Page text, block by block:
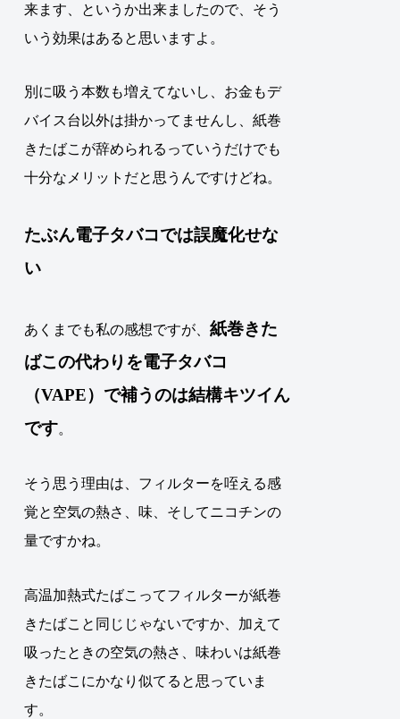
来ます、というか出来ましたので、そう
いう効果はあると思いますよ。
別に吸う本数も増えてないし、お金もデ
バイス台以外は掛かってませんし、紙巻
きたばこが辞められるっていうだけでも
十分なメリット だと思うんですけどね。
たぶん電子タバコでは誤魔化せな
い
あくまでも私の感想ですが、紙巻きた
ばこの代わりを電子タバコ
（VAPE）で補うのは結構キツイん
です。
そう思う理由は、フィルターを咥える感
覚と空気の熱さ、味、そしてニコチンの
量ですかね。
高温加熱式たばこってフィルターが紙巻
きたばこと同じじゃないですか、加えて
吸ったときの空気の熱さ、味わいは紙巻
きたばこにかなり似てると思っていま
す。